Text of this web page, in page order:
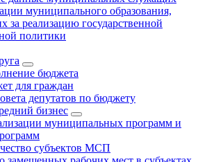
муниципального образования,
за реализацию государственной
политики
бюджета
для граждан
депутатов по бюджету
бизнес
муниципальных программ и
субъектов МСП